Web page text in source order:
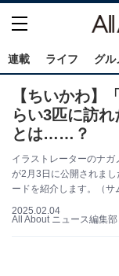
連載 ライフ グル
【ちいかわ】
らい3匹に訪
とは……？
イラストレーターのナ
が2月3日に公開されま
ードを紹介します。（サ
2025.02.04
All About ニュース編集部